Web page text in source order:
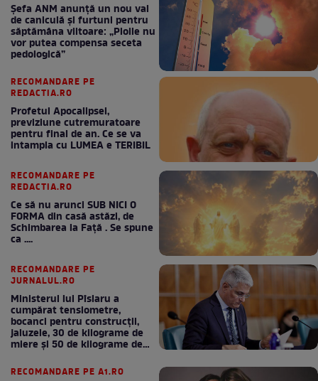
Șefa ANM anunță un nou val
de caniculă și furtuni pentru
săptămâna viitoare: „Ploile nu
vor putea compensa seceta
pedologică”
RECOMANDARE PE
REDACTIA.RO
Profetul Apocalipsei,
previziune cutremuratoare
pentru final de an. Ce se va
intampla cu LUMEA e TERIBIL
RECOMANDARE PE
REDACTIA.RO
Ce să nu arunci SUB NICI O
FORMA din casă astăzi, de
Schimbarea la Față . Se spune
ca ....
RECOMANDARE PE
JURNALUL.RO
Ministerul lui Pîslaru a
cumpărat tensiometre,
bocanci pentru construcții,
jaluzele, 30 de kilograme de
miere și 50 de kilograme de
RECOMANDARE PE A1.RO